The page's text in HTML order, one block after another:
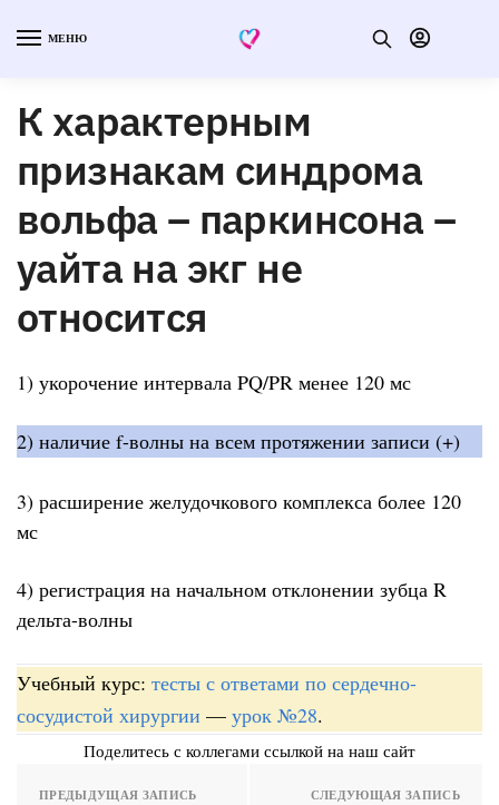
МЕНЮ
К характерным
признакам синдрома
вольфа – паркинсона –
уайта на экг не
относится
1) укорочение интервала PQ/PR менее 120 мс
2) наличие f-волны на всем протяжении записи (+)
3) расширение желудочкового комплекса более 120
мс
4) регистрация на начальном отклонении зубца R
дельта-волны
Учебный курс: тесты с ответами по сердечно-
сосудистой хирургии — урок №28.
Поделитесь с коллегами ссылкой на наш сайт
ПРЕДЫДУЩАЯ ЗАПИСЬ СЛЕДУЮЩАЯ ЗАПИСЬ